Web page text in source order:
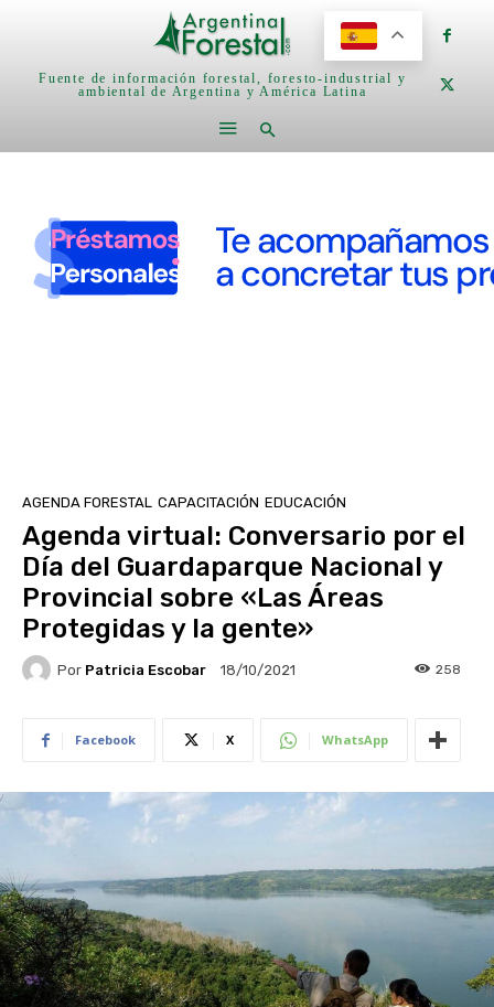
Fuente de información forestal, foresto-industrial y
ambiental de Argentina y América Latina
AGENDA FORESTAL CAPACITACIÓN EDUCACIÓN
Agenda virtual: Conversario por el
Día del Guardaparque Nacional y
Provincial sobre «Las Áreas
Protegidas y la gente»
Por Patricia Escobar 18/10/2021 258
Facebook X WhatsApp